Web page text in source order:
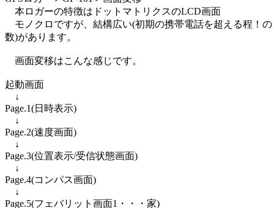
本ロガーの特徴はドットマトリクスのLCD画面
モノクロですが、結構広い(初期の携帯電話を超える程！の
数)があります。
画面変移はこんな感じです。
起動画面
↓
Page.1(日時表示)
↓
Page.2(速度画面)
↓
Page.3(位置表示/受信状態画面)
↓
Page.4(コンパス画面)
↓
Page.5(フェバリット画面1・・・家)